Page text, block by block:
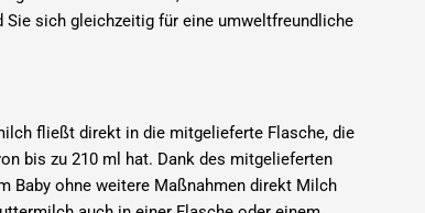
Sie sich gleichzeitig für eine umweltfreundliche
fließt direkt in die mitgelieferte Flasche, die
bis zu 210 ml hat. Dank des mitgelieferten
Baby ohne weitere Maßnahmen direkt Milch